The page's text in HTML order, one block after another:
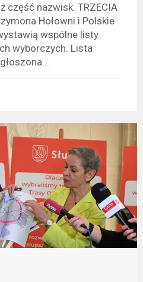
część nazwisk. TRZECIA
Hołowni i Polskie
wspólne listy
wyborczych. Lista